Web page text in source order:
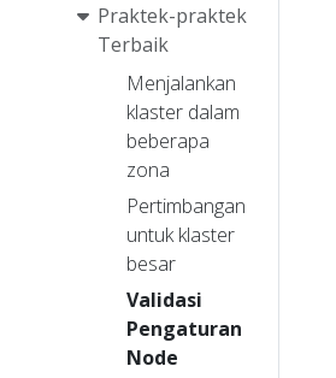
Praktek-praktek
Terbaik
Menjalankan
klaster dalam
beberapa
zona
Pertimbangan
untuk klaster
besar
Validasi
Pengaturan
Node